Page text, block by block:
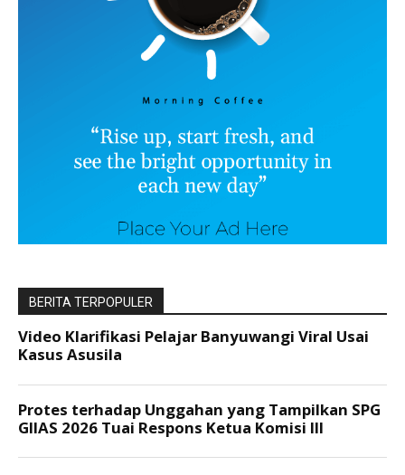
BERITA TERPOPULER